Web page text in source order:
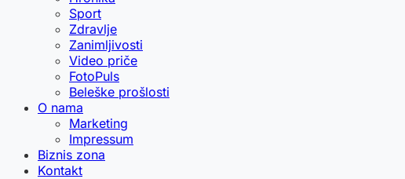
Sport
Zdravlje
Zanimljivosti
Video priče
FotoPuls
Beleške prošlosti
O nama
Marketing
Impressum
Biznis zona
Kontakt